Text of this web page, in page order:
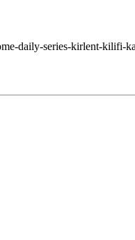
daily-series-kirlent-kilifi-